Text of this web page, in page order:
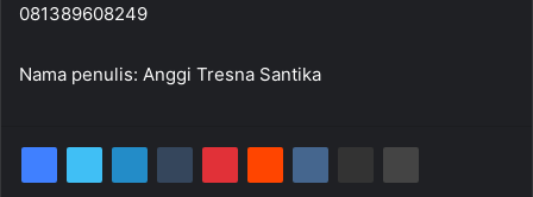
081389608249
Nama penulis: Anggi Tresna Santika